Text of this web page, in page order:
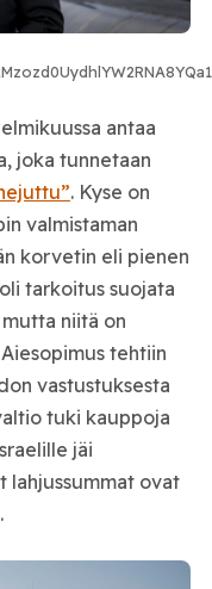
antaa
joka tunnetaan
. Kyse on
valmistaman
korvetin eli pienen
tarkoitus suojata
niitä on
tehtiin
vastustuksesta
tuki kauppoja
jäi
lahjussummat ovat